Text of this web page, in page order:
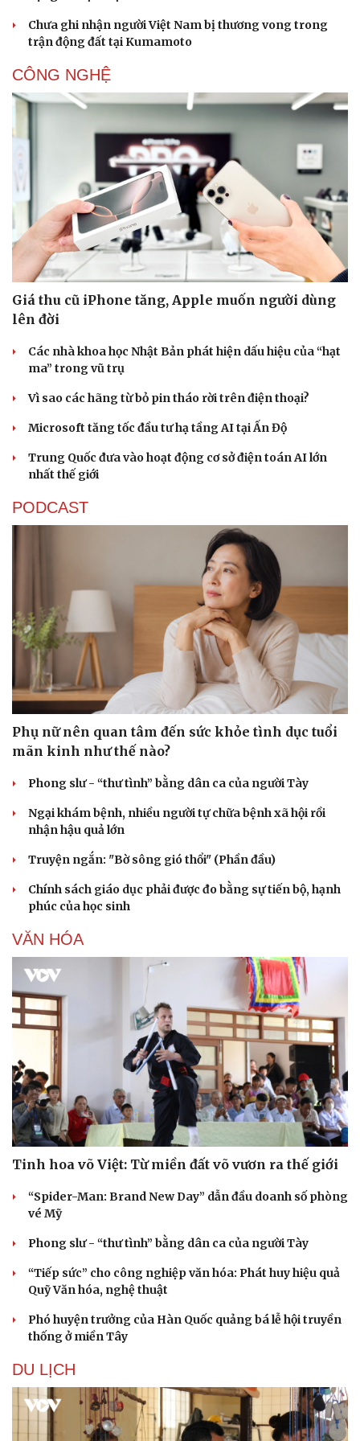
Văn hóa
Sân khấu - Điện ảnh
Văn học
Âm nhạc
Di sản
Giải trí
Nghệ sĩ
Thời trang
Sao Việt
Truyền thông Nhật Bản ca ngợi công dân Việt
Nam cứu người trong động đất
Động đất ở Nhật Bản: Việt Nam kịp thời triển khai các
biện pháp bảo hộ công dân
Một công dân Việt Nam thiệt mạng do động đất tại miền
Nam Nhật Bản
Chưa có thông tin về người Việt Nam bị thương vong do
động đất tại Nhật Bản
Chưa ghi nhận người Việt Nam bị thương vong trong
trận động đất tại Kumamoto
CÔNG NGHỆ
Giá thu cũ iPhone tăng, Apple muốn người dùng
lên đời
Các nhà khoa học Nhật Bản phát hiện dấu hiệu của “hạt
Vì sao các hãng từ bỏ pin tháo rời trên điện thoại?
Microsoft tăng tốc đầu tư hạ tầng AI tại Ấn Độ
Trung Quốc đưa vào hoạt động cơ sở điện toán AI lớn
nhất thế giới
PODCAST
Phụ nữ nên quan tâm đến sức khỏe tình dục tuổi
mãn kinh như thế nào?
Phong slư - “thư tình” bằng dân ca của người Tày
Ngại khám bệnh, nhiều người tự chữa bệnh xã hội rồi
nhận hậu quả lớn
Truyện ngắn: "Bờ sông gió thổi" (Phần đầu)
Chính sách giáo dục phải được đo bằng sự tiến bộ, hạnh
phúc của học sinh
VĂN HÓA
Tinh hoa võ Việt: Từ miền đất võ vươn ra thế giới
“Spider-Man: Brand New Day” dẫn đầu doanh số phòng
vé Mỹ
Phong slư - “thư tình” bằng dân ca của người Tày